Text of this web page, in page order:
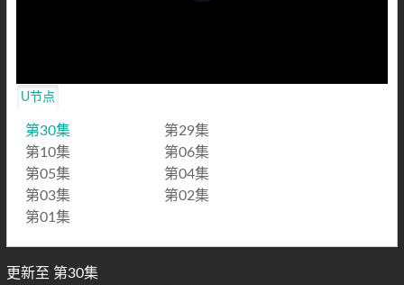
U节点
第30集
第29集
第10集
第06集
第05集
第04集
第03集
第02集
第01集
更新至 第30集